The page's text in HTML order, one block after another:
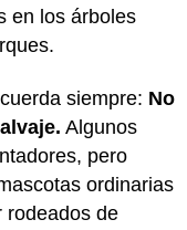
en los árboles
siempre: No
Algunos
pero
ordinarias
rodeados de